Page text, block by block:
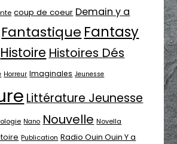
coup de coeur Demain y a
Fantastique Fantasy
Histoire Histoires Dés
Horreur Imaginales Jeunesse
Littérature Jeunesse
Nano Nouvelle Novella
Publication Radio Ouin Ouin Y a